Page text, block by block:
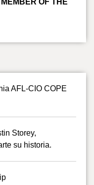
OF THE
AFL-CIO COPE
Storey,
su historia.